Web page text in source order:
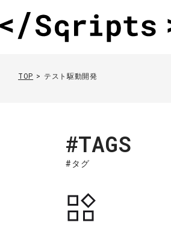
TOP テスト駆動開発
#TAGS
#タグ